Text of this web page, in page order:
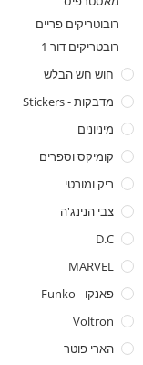
רובוטריקים פריים
רובטריקים דור 1
חוש חש הבלש
מדבקות - Stickers
מיניונים
קומיקס וספרים
ריק ומורטי
צבי הנינג'ה
D.C
MARVEL
פאנקו - Funko
Voltron
הארי פוטר